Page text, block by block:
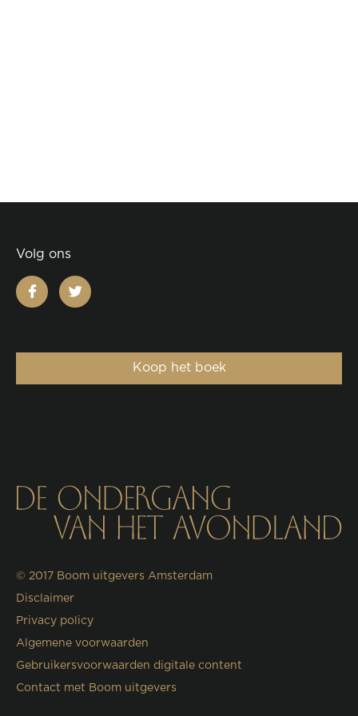
Volg ons
facebooktwitter
Koop het boek
© 2017 Boom uitgevers Amsterdam
Disclaimer
Privacy policy
Algemene voorwaarden
Gebruikersvoorwaarden digitale content
Contact met Boom uitgevers